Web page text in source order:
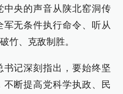
中央的声音从陕北窑洞传
军无条件执行命令、听从
竹、克敌制胜。
记深刻指出，要始终坚
断提高党科学执政、民